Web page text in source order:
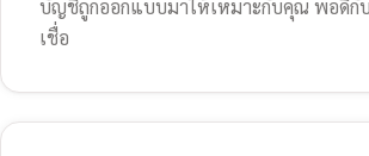
บัญชีถูกออกแบบมาให้เหมาะกับคุณ พอดีกับ
เชื่อ